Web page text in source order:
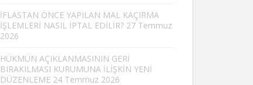
İFLASTAN ÖNCE YAPILAN MAL KAÇIRMA
İŞLEMLERİ NASIL İPTAL EDİLİR? 27 Temmuz
2026
HÜKMÜN AÇIKLANMASININ GERİ
BIRAKILMASI KURUMUNA İLİŞKİN YENİ
DÜZENLEME 24 Temmuz 2026